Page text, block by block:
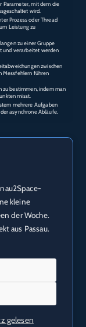
Parameter, mit dem die
wird.
Prozess oder Thread
Leistung zu
zu einer Gruppe
und verarbeitet werden
zwischen
Messfehlern führen
zu bestimmen, indem man
misst.
mehrere Aufgaben
asynchrone Abläufe.
kleine
der Woche.
aus Passau.
gelesen